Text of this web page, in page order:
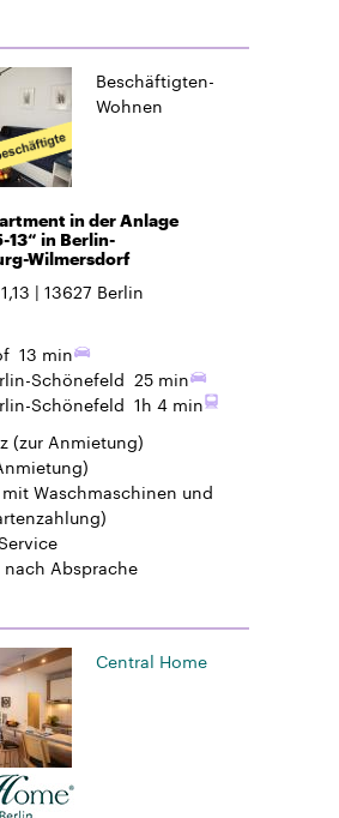
Beschäftigten-
Wohnen
in der Anlage
13“ in Berlin-
Wilmersdorf
13627 Berlin
13 min
Schönefeld 25 min
Schönefeld 1h 4 min
(zur Anmietung)
Waschmaschinen und
nach Absprache
Central Home